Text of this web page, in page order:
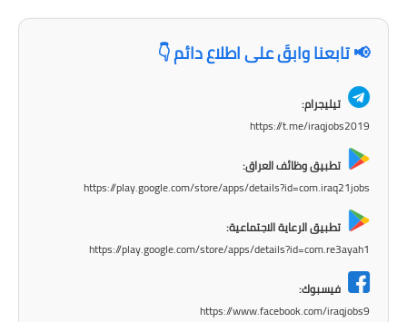
المرحلة الابتدائية
المرحلة المتوسطة
اخبار وقرارات وزارة التعليم
استمارة القبول المركزي
📢 تابعنا وابقَ على اطلاع دائم 👇
تيليجرام:
https://t.me/iraqjobs2019
تطبيق وظائف العراق:
https://play.google.com/store/apps/details?id=com.iraq21jobs
تطبيق الرعاية الاجتماعية:
https://play.google.com/store/apps/details?id=com.re3ayah1
فيسبوك:
https://www.facebook.com/iraqjobs9